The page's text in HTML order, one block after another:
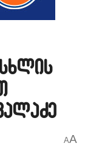
AA